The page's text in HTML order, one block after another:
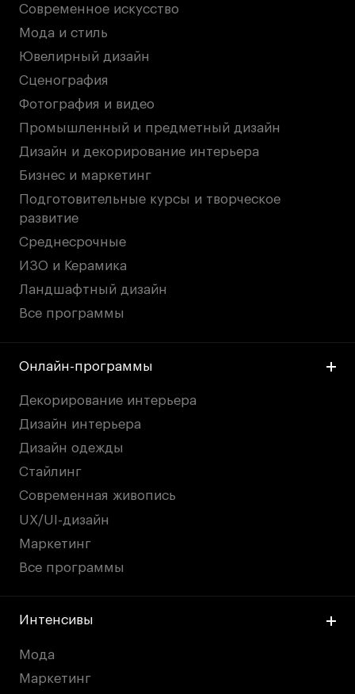
Britanka New Creatives
Fashion Summer
Проект с Microsoft
Получить сертификат
дверей
дверей
События
События
Истории успеха
Истории успеха
Работы студентов
Работы студентов
info@britishdesign.ru
info@britishdesign.ru
Адрес на карте
Адрес на карте
Universal University
Universal University
EN
EN
Современное искусство
Мода и стиль
Ювелирный дизайн
Сценография
Фотография и видео
Промышленный и предметный дизайн
Дизайн и декорирование интерьера
Бизнес и маркетинг
Подготовительные курсы и творческое
развитие
Среднесрочные
ИЗО и Керамика
Ландшафтный дизайн
Все программы
Онлайн-программы
Декорирование интерьера
Дизайн интерьера
Дизайн одежды
Стайлинг
Современная живопись
UX/UI-дизайн
Маркетинг
Все программы
Интенсивы
Мода
Маркетинг